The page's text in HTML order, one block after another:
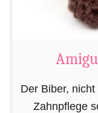
Der Biber,
Zahnpflege